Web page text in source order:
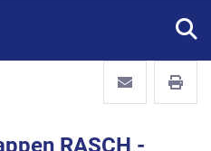
RASCH -